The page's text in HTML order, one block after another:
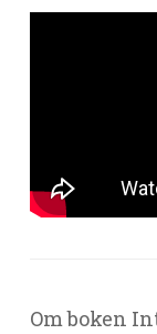
Om boken